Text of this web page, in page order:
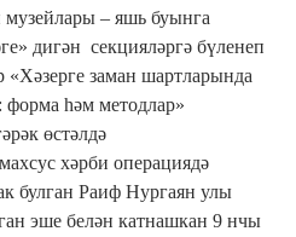
музейлары – яшь буынга
дигән секцияләргә бүленеп
заман шартларында
форма һәм методлар»
өстәлдә
хәрби операциядә
булган Раиф Нургаян улы
эше белән катнашкан 9 нчы